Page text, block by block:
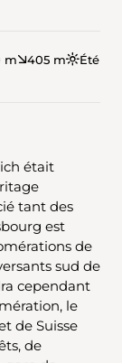
m 405 m
Été
était
tant des
est
de
sud de
cependant
le
de Suisse
de